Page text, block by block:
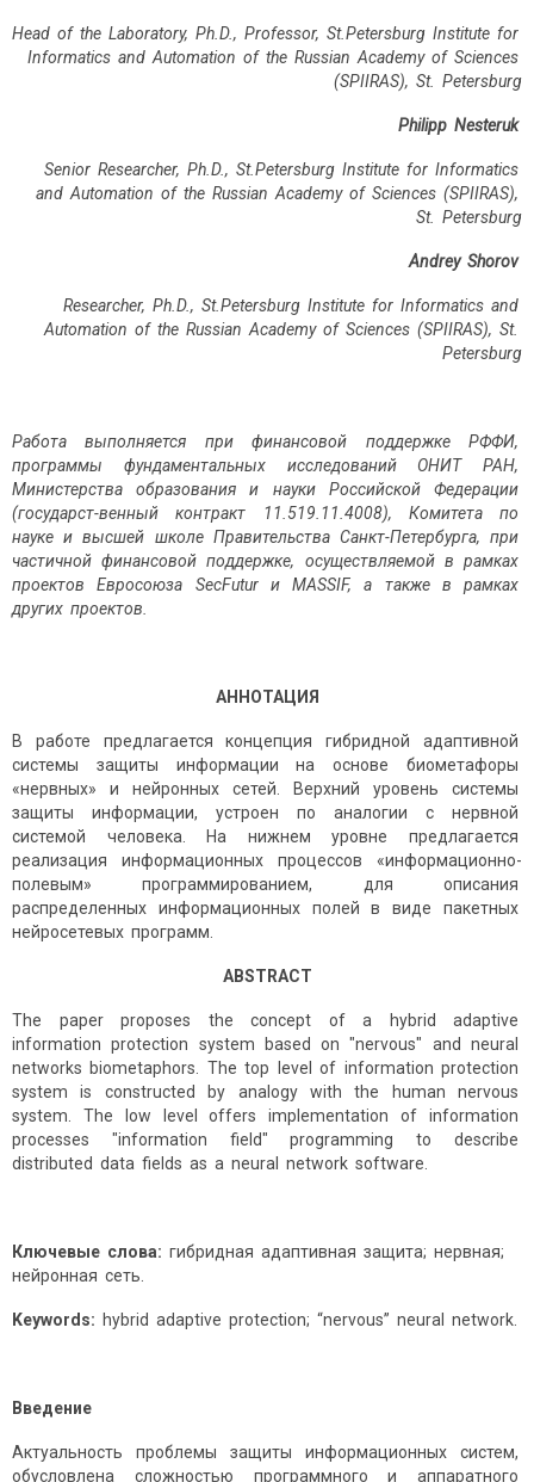
Head of the Laboratory, Ph.D., Professor, St.Petersburg Institute for
Informatics and Automation of the Russian Academy of Sciences
(SPIIRAS), St. Petersburg
Philipp Nesteruk
Senior Researcher, Ph.D., St.Petersburg Institute for Informatics
and Automation of the Russian Academy of Sciences (SPIIRAS),
St. Petersburg
Andrey Shorov
Researcher, Ph.D., St.Petersburg Institute for Informatics and
Automation of the Russian Academy of Sciences (SPIIRAS), St.
Petersburg
Работа выполняется при финансовой поддержке РФФИ,
программы фундаментальных исследований ОНИТ РАН,
Минис­терства образования и науки Российской Федерации
(государст-венный контракт 11.519.11.4008), Комитета по
науке и высшей школе Правительства Санкт-Петербурга, при
частичной финансовой поддержке, осуществляемой в рамках
проектов Евросоюза SecFutur и MASSIF, а также в рамках
других проектов.
АННОТАЦИЯ
В работе предлагается концепция гибридной адаптивной
системы защиты информации на основе биометафоры
«нервных» и нейронных сетей. Верхний уровень системы
защиты информации, устроен по аналогии с нервной
системой человека. На нижнем уровне предлагается
реализация информационных процессов «информа­ционно-
полевым» программированием, для описания
распределенных информационных полей в виде пакетных
нейросетевых программ.
ABSTRACT
The paper proposes the concept of a hybrid adaptive
information protection system based on "nervous" and neural
networks biometaphors. The top level of information protection
system is constructed by analogy with the human nervous
system. The low level offers implementation of information
processes "information field" programming to describe
distributed data fields as a neural network software.
Ключевые слова: гибридная адаптивная защита; нервная;
нейронная сеть.
Keywords: hybrid adaptive protection; “nervous” neural network.
Введение
Актуальность проблемы защиты информационных систем,
обусловлена сложностью программного и аппаратного